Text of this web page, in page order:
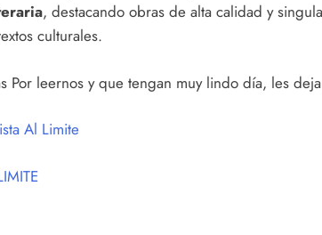
, destacando obras de alta calidad y
culturales.
Por leernos y que tengan muy lindo día, les
Al Limite